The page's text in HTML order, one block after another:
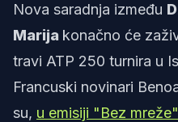
Nova saradnja između
Marija konačno će
travi ATP 250 turnira u
Francuski novinari
su, u emisiji "Bez